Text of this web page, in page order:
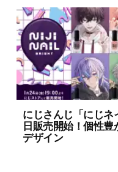
にじさんじ「にじ
日販売開始！個性
デザイン